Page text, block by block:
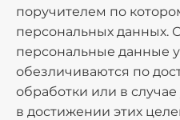
поручителем по
персональных данных.
персональные данные
обезличиваются по
обработки или в
в достижении этих